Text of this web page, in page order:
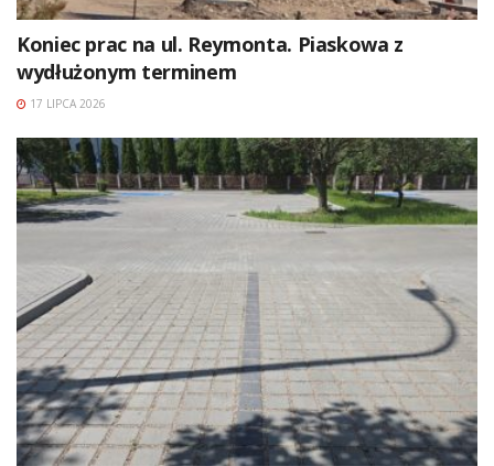
Koniec prac na ul. Reymonta. Piaskowa z
wydłużonym terminem
17 LIPCA 2026